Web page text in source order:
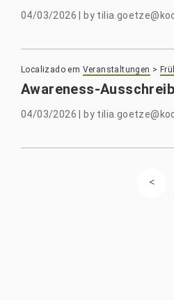
04/03/2026 by
Localizado em Veranstaltungen >
Awareness-
04/03/2026 by